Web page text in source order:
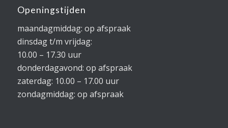
Openingstijden
maandagmiddag: op afspraak
dinsdag t/m vrijdag:
10.00 – 17.30 uur
donderdagavond: op afspraak
zaterdag: 10.00 – 17.00 uur
zondagmiddag: op afspraak